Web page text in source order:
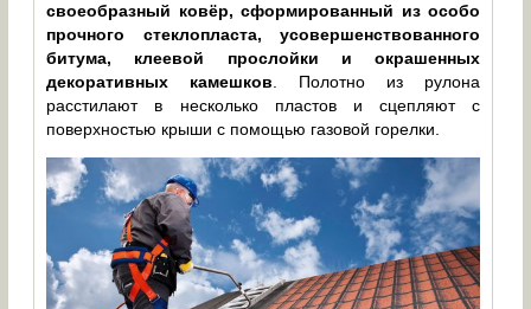
своеобразный ковёр, сформированный из особо
прочного стеклопласта, усовершенствованного
битума, клеевой прослойки и окрашенных
декоративных камешков . Полотно из рулона
расстилают в несколько пластов и сцепляют с
поверхностью крыши с помощью газовой горелки.